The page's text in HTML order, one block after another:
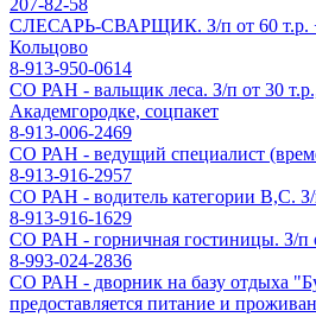
207-82-58
СЛЕСАРЬ-СВАРЩИК. З/п от 60 т.р. +
Кольцово
8-913-950-0614
СО РАН - вальщик леса. З/п от 30
Академгородке, соцпакет
8-913-006-2469
СО РАН - ведущий специалист
8-913-916-2957
СО РАН - водитель категории В,С. З/
8-913-916-1629
СО РАН - горничная гостиницы. З/п
8-993-024-2836
СО РАН - дворник на базу отдыха
предоставляется питание и